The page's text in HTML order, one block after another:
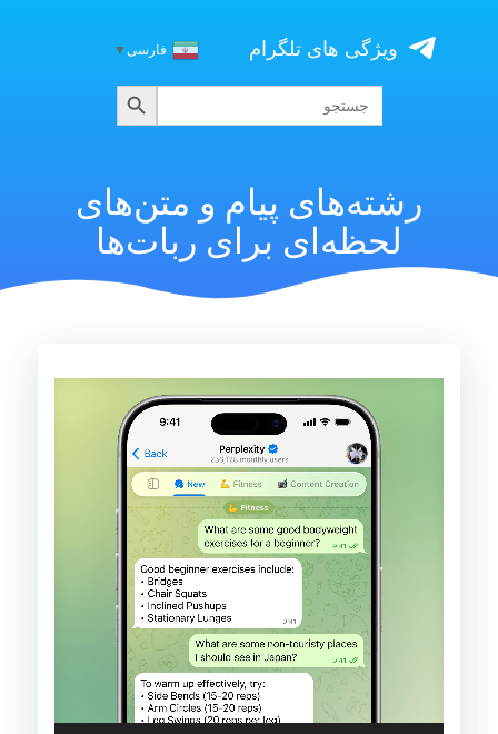
content
ویژگی های تلگرام فارسی▼
جستجو
برای:
جستجو
رشته‌های پیام و متن‌های
لحظه‌ای برای ربات‌ها